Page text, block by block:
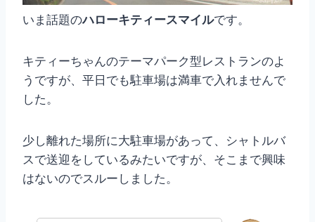
いま話題のハローキティースマイルです。
キティーちゃんのテーマパーク型レストランのよ
うですが、平日でも駐車場は満車で入れませんで
した。
少し離れた場所に大駐車場があって、シャトルバ
スで送迎をしているみたいですが、そこまで興味
はないのでスルーしました。